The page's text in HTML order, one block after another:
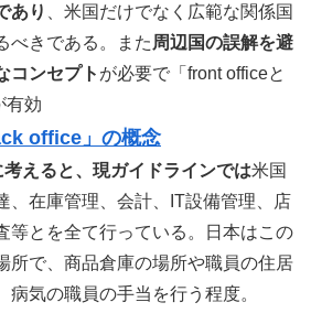
あり
、米国だけでなく広範な関係国
べきである。また 周辺国の誤解を避
コンセプト が必要で「front officeと
有効
office」の概念
えると、現ガイドラインでは米国
、在庫管理、会計、IT設備管理、店
等とを全て行っている。日本はこの
所で、商品倉庫の場所や職員の住居
病気の職員の手当を行う程度。